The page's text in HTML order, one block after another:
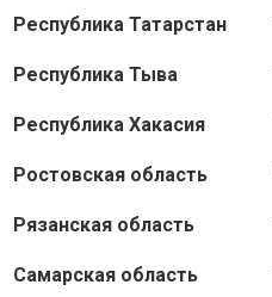
Республика Татарстан
Республика Тыва
Республика Хакасия
Ростовская область
Рязанская область
Самарская область